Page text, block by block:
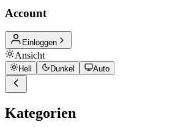
Account
Einloggen
Ansicht
Hell Dunkel Auto
Kategorien